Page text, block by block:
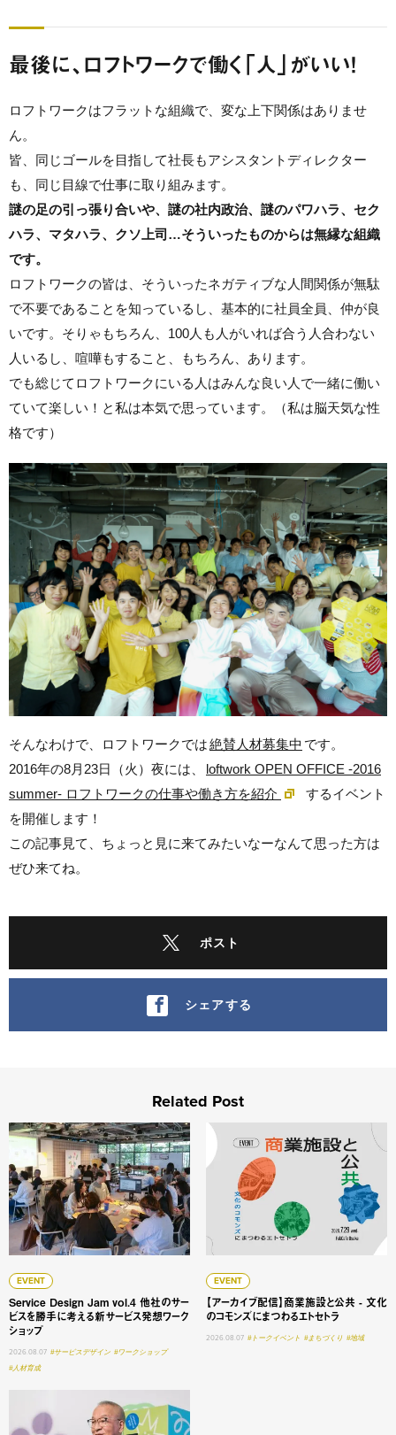
最後に、ロフトワークで働く「人」がいい！
ロフトワークはフラットな組織で、変な上下関係はありませ
ん。
皆、同じゴールを目指して社長もアシスタントディレクター
も、同じ目線で仕事に取り組みます。
謎の足の引っ張り合いや、謎の社内政治、謎のパワハラ、セク
ハラ、マタハラ、クソ上司…そういったものからは無縁な組織
です。
ロフトワークの皆は、そういったネガティブな人間関係が無駄
で不要であることを知っているし、基本的に社員全員、仲が良
いです。そりゃもちろん、100人も人がいれば合う人合わない
人いるし、喧嘩もすること、もちろん、あります。
でも総じてロフトワークにいる人はみんな良い人で一緒に働い
ていて楽しい！と私は本気で思っています。（私は脳天気な性
格です）
そんなわけで、ロフトワークでは絶賛人材募集中 です。
2016年の8月23日（火）夜には、
loftwork OPEN OFFICE -2016
summer- ロフトワークの仕事や働き方を紹介
するイベント
を開催します！
この記事見て、ちょっと見に来てみたいなーなんて思った方は
ぜひ来てね。
ポスト
シェアする
Related Post
EVENT
Service Design Jam vol.4 他社のサー
ビスを勝手に考える新サービス発想ワーク
ショップ
2026.08.07 #サービスデザイン #ワークショップ
#人材育成
Service Design Jam vol.4 他社のサービスを勝手に考える
EVENT
【アーカイブ配信】商業施設と公共 - 文化
のコモンズにまつわるエトセトラ
2026.08.07 #トークイベント #まちづくり #地域
【アーカイブ配信】商業施
大学変革 #1 明星学苑 理事長 謳歌する学びの未来 ──「み